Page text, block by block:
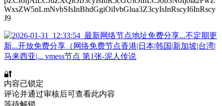
WxsZW5nLmNvbSIsInBhdGgiOiIvbGlua3Z3cyIsInRscyI6InRscy
J9
🔐
内容已锁定
评论并通过审核后可查看此内容